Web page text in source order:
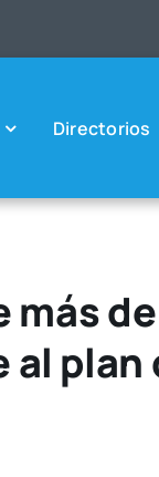
Direc­to­rios
más
plan